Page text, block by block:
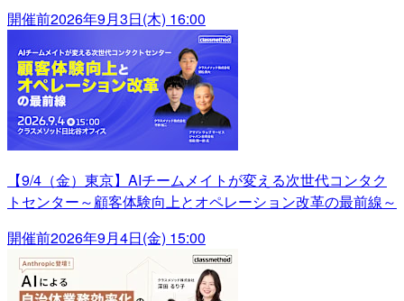
開催前2026年9月3日(木) 16:00
【9/4（金）東京】AIチームメイトが変える次世代コンタク
トセンター～顧客体験向上とオペレーション改革の最前線～
開催前2026年9月4日(金) 15:00